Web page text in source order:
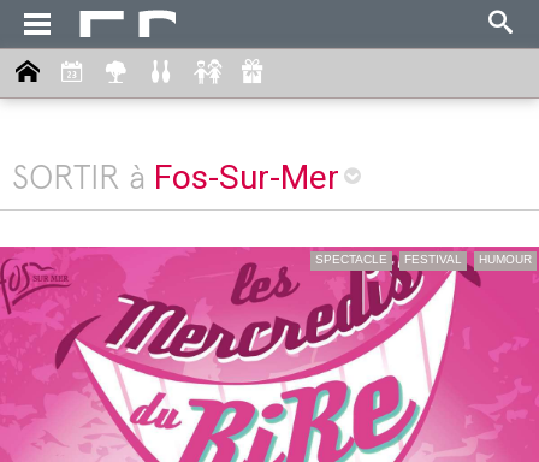
SORTIR à Fos-Sur-Mer
SPECTACLE FESTIVAL HUMOUR